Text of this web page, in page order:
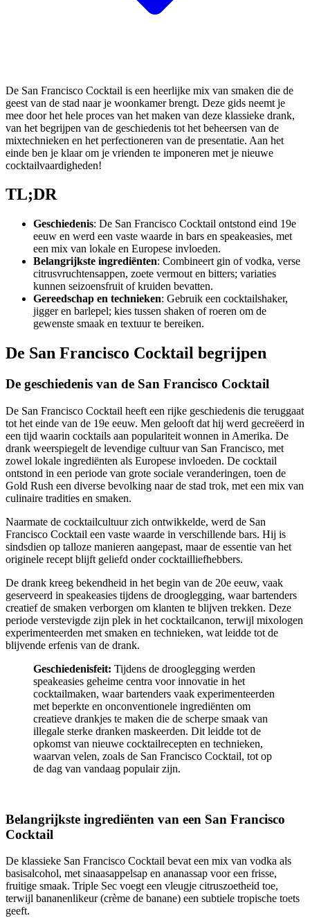
De San Francisco Cocktail is een heerlijke mix van smaken die de
geest van de stad naar je woonkamer brengt. Deze gids neemt je
mee door het hele proces van het maken van deze klassieke drank,
van het begrijpen van de geschiedenis tot het beheersen van de
mixtechnieken en het perfectioneren van de presentatie. Aan het
einde ben je klaar om je vrienden te imponeren met je nieuwe
cocktailvaardigheden!
TL;DR
Geschiedenis: De San Francisco Cocktail ontstond eind 19e
eeuw en werd een vaste waarde in bars en speakeasies, met
een mix van lokale en Europese invloeden.
Belangrijkste ingrediënten: Combineert gin of vodka, verse
citrusvruchtensappen, zoete vermout en bitters; variaties
kunnen seizoensfruit of kruiden bevatten.
Gereedschap en technieken: Gebruik een cocktailshaker,
jigger en barlepel; kies tussen shaken of roeren om de
gewenste smaak en textuur te bereiken.
De San Francisco Cocktail begrijpen
De geschiedenis van de San Francisco Cocktail
De San Francisco Cocktail heeft een rijke geschiedenis die teruggaat
tot het einde van de 19e eeuw. Men gelooft dat hij werd gecreëerd in
een tijd waarin cocktails aan populariteit wonnen in Amerika. De
drank weerspiegelt de levendige cultuur van San Francisco, met
zowel lokale ingrediënten als Europese invloeden. De cocktail
ontstond in een periode van grote sociale veranderingen, toen de
Gold Rush een diverse bevolking naar de stad trok, met een mix van
culinaire tradities en smaken.
Naarmate de cocktailcultuur zich ontwikkelde, werd de San
Francisco Cocktail een vaste waarde in verschillende bars. Hij is
sindsdien op talloze manieren aangepast, maar de essentie van het
originele recept blijft geliefd onder cocktailliefhebbers.
De drank kreeg bekendheid in het begin van de 20e eeuw, vaak
geserveerd in speakeasies tijdens de drooglegging, waar bartenders
creatief de smaken verborgen om klanten te blijven trekken. Deze
periode verstevigde zijn plek in het cocktailcanon, terwijl mixologen
experimenteerden met smaken en technieken, wat leidde tot de
blijvende erfenis van de drank.
Geschiedenisfeit: Tijdens de drooglegging werden
speakeasies geheime centra voor innovatie in het
cocktailmaken, waar bartenders vaak experimenteerden
met beperkte en onconventionele ingrediënten om
creatieve drankjes te maken die de scherpe smaak van
illegale sterke dranken maskeerden. Dit leidde tot de
opkomst van nieuwe cocktailrecepten en technieken,
waarvan velen, zoals de San Francisco Cocktail, tot op
de dag van vandaag populair zijn.
Belangrijkste ingrediënten van een San Francisco
Cocktail
De klassieke San Francisco Cocktail bevat een mix van vodka als
basisalcohol, met sinaasappelsap en ananassap voor een frisse,
fruitige smaak. Triple Sec voegt een vleugje citruszoetheid toe,
terwijl bananenlikeur (crème de banane) een subtiele tropische toets
geeft.